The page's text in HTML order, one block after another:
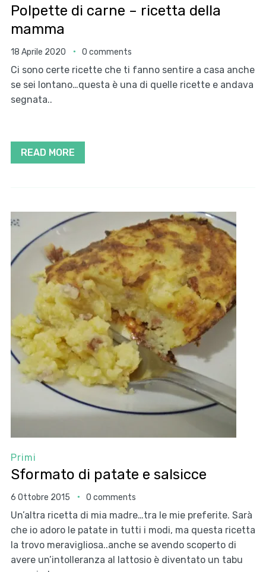
Polpette di carne – ricetta della
mamma
18 Aprile 2020 0 comments
Ci sono certe ricette che ti fanno sentire a casa anche
se sei lontano…questa è una di quelle ricette e andava
segnata..
READ MORE
Primi
Sformato di patate e salsicce
6 Ottobre 2015 0 comments
Un’altra ricetta di mia madre…tra le mie preferite. Sarà
che io adoro le patate in tutti i modi, ma questa ricetta
la trovo meravigliosa..anche se avendo scoperto di
avere un’intolleranza al lattosio è diventato un tabu